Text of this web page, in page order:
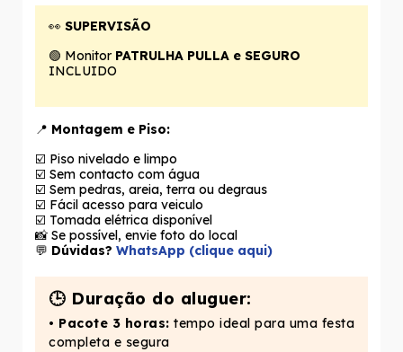
👀 SUPERVISÃO
🟢 Monitor PATRULHA PULLA e SEGURO
INCLUIDO
📍 Montagem e Piso:
☑️ Piso nivelado e limpo
☑️ Sem contacto com água
☑️ Sem pedras, areia, terra ou degraus
☑️ Fácil acesso para veiculo
☑️ Tomada elétrica disponível
📸 Se possível, envie foto do local
💬 Dúvidas? WhatsApp (clique aqui)
🕒 Duração do aluguer:
• Pacote 3 horas: tempo ideal para uma festa
completa e segura